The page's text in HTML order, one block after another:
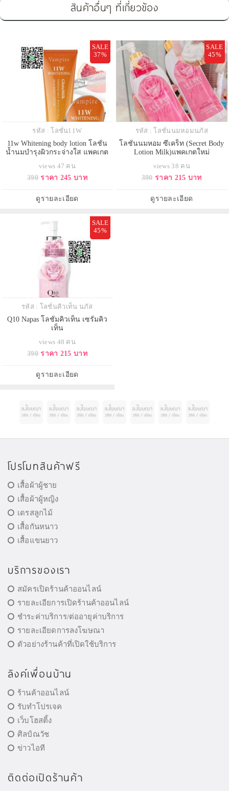
สินค้าอื่นๆ ที่เกี่ยวข้อง
SALE
37%
รหัส : โลชั่น11W
11w Whitening body lotion โลชั่น
น้ำนมบำรุงผิวกระจ่างใส แพคเกต
views 47 คน
390 ราคา 245 บาท
ดูรายละเอียด
SALE
45%
รหัส : โลชั่นนมหอมนภัส
โลชั่นนมหอม ซีเคร็ท (Secret Body
Lotion Milk)แพคเกตใหม่
views 38 คน
390 ราคา 215 บาท
ดูรายละเอียด
SALE
45%
รหัส : โลชั่นคิวเท็น นภัส
Q10 Napas โลชั่มคิวเท็น เซรั่มคิว
เท็น
views 48 คน
390 ราคา 215 บาท
ดูรายละเอียด
โปรโมทสินค้าฟรี
เสื้อผ้าผู้ชาย
เสื้อผ้าผู้หญิง
เดรสลูกไม้
เสื้อกันหนาว
เสื้อแขนยาว
บริการของเรา
สมัครเปิดร้านค้าออนไลน์
รายละเอียการเปิดร้านค้าออนไลน์
ชำระค่าบริการ/ต่ออายุค่าบริการ
รายละเอียดการลงโฆษณา
ตัวอย่างร้านค้าที่เปิดใช้บริการ
ลิงค์เพื่อนบ้าน
ร้านค้าออนไลน์
รับทำโปรเจค
เว็บโฮสติ้ง
ศิลป์ณวัช
ข่าวไอที
ติดต่อเปิดร้านค้า